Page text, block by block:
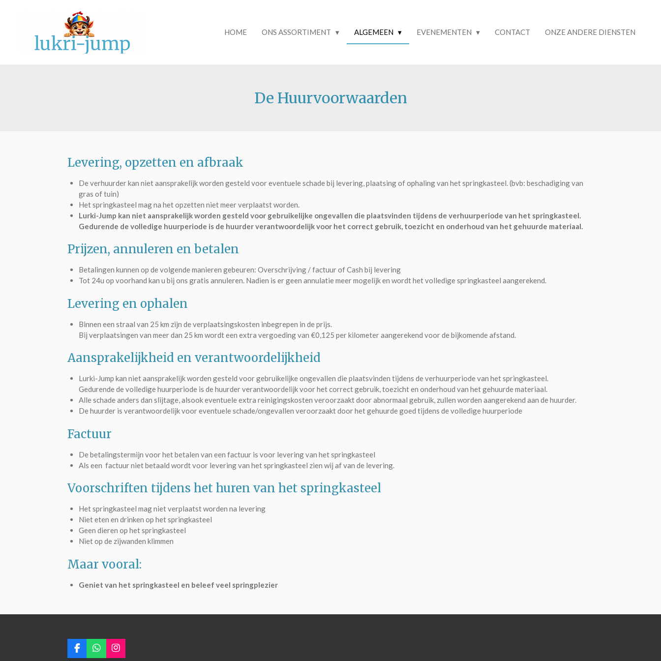
hoofdinhoud
HOME ONS ASSORTIMENT ALGEMEEN EVENEMENTEN CONTACT ONZE ANDERE DIENSTEN
De Huurvoorwaarden
Levering, opzetten en afbraak
De verhuurder kan niet aansprakelijk worden gesteld voor eventuele schade bij levering, plaatsing of ophaling van het springkasteel. (bvb: beschadiging van
gras of tuin)
Het springkasteel mag na het opzetten niet meer verplaatst worden.
Lurki-Jump kan niet aansprakelijk worden gesteld voor gebruikelijke ongevallen die plaatsvinden tijdens de verhuurperiode van het springkasteel.
Gedurende de volledige huurperiode is de huurder verantwoordelijk voor het correct gebruik, toezicht en onderhoud van het gehuurde materiaal.
Prijzen, annuleren en betalen
Betalingen kunnen op de volgende manieren gebeuren: Overschrijving / factuur of Cash bij levering
Tot 24u op voorhand kan u bij ons gratis annuleren. Nadien is er geen annulatie meer mogelijk en wordt het volledige springkasteel aangerekend.
Levering en ophalen
Binnen een straal van 25 km zijn de verplaatsingskosten inbegrepen in de prijs.
Bij verplaatsingen van meer dan 25 km wordt een extra vergoeding van €0,125 per kilometer aangerekend voor de bijkomende afstand.
Aansprakelijkheid en verantwoordelijkheid
Lurki-Jump kan niet aansprakelijk worden gesteld voor gebruikelijke ongevallen die plaatsvinden tijdens de verhuurperiode van het springkasteel.
Gedurende de volledige huurperiode is de huurder verantwoordelijk voor het correct gebruik, toezicht en onderhoud van het gehuurde materiaal.
Alle schade anders dan slijtage, alsook eventuele extra reinigingskosten veroorzaakt door abnormaal gebruik, zullen worden aangerekend aan de huurder.
De huurder is verantwoordelijk voor eventuele schade/ongevallen veroorzaakt door het gehuurde goed tijdens de volledige huurperiode
Factuur
De betalingstermijn voor het betalen van een factuur is voor levering van het springkasteel
Als een factuur niet betaald wordt voor levering van het springkasteel zien wij af van de levering.
Voorschriften tijdens het huren van het springkasteel
Het springkasteel mag niet verplaatst worden na levering
Niet eten en drinken op het springkasteel
Geen dieren op het springkasteel
Niet op de zijwanden klimmen
Maar vooral:
Geniet van het springkasteel en beleef veel springplezier
F
W
I